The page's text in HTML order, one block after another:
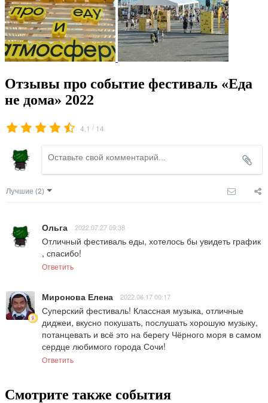
Отзывы про событие фестиваль «Еда
не дома» 2022
4.1 / 14
Лучшие (2)
Ольга 2022.07.27 09:38
Отличный фестиваль еды, хотелось бы увидеть график
, спасибо!
Ответить
Миронова Елена 2022.06.17 00:17
Суперский фестиваль! Классная музыка, отличные
диджеи, вкусно покушать, послушать хорошую музыку,
потанцевать и всё это на берегу Чёрного моря в самом
сердце любимого города Сочи!
Ответить
Смотрите также события